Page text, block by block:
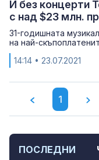
И без концерти
с над $23 млн.
31-годишната
на най-
14:14 • 23.07.2021
1
ПОСЛЕДНИ